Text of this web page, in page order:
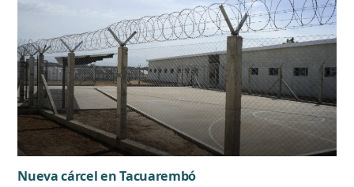
Nueva cárcel en Tacuarembó